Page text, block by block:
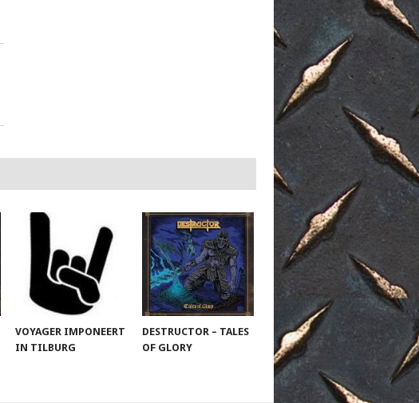
VOYAGER IMPONEERT
IN TILBURG
DESTRUCTOR – TALES
OF GLORY